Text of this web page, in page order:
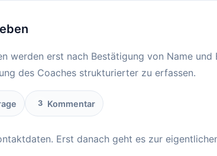
werden erst nach Bestätigung von Name
des Coaches strukturierter zu erfassen.
3 Kommentar
Erst danach geht es zur